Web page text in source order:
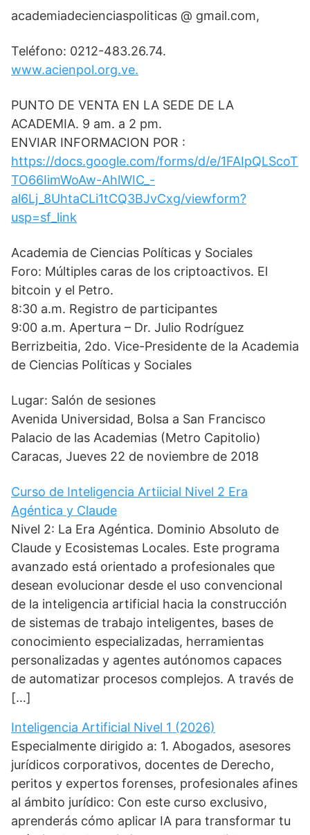
academiadecienciaspoliticas @ gmail.com,
Teléfono: 0212-483.26.74.
www.acienpol.org.ve.
PUNTO DE VENTA EN LA SEDE DE LA
ACADEMIA. 9 am. a 2 pm.
ENVIAR INFORMACION POR :
https://docs.google.com/forms/d/e/1FAIpQLScoT
TO66IimWoAw-AhlWIC_-
al6Lj_8UhtaCLi1tCQ3BJvCxg/viewform?
usp=sf_link
Academia de Ciencias Políticas y Sociales
Foro: Múltiples caras de los criptoactivos. El
bitcoin y el Petro.
8:30 a.m. Registro de participantes
9:00 a.m. Apertura – Dr. Julio Rodríguez
Berrizbeitia, 2do. Vice-Presidente de la Academia
de Ciencias Políticas y Sociales
Lugar: Salón de sesiones
Avenida Universidad, Bolsa a San Francisco
Palacio de las Academias (Metro Capitolio)
Caracas, Jueves 22 de noviembre de 2018
Curso de Inteligencia Artiicial Nivel 2 Era
Agéntica y Claude
Nivel 2: La Era Agéntica. Dominio Absoluto de
Claude y Ecosistemas Locales. Este programa
avanzado está orientado a profesionales que
desean evolucionar desde el uso convencional
de la inteligencia artificial hacia la construcción
de sistemas de trabajo inteligentes, bases de
conocimiento especializadas, herramientas
personalizadas y agentes autónomos capaces
de automatizar procesos complejos. A través de
[…]
Inteligencia Artificial Nivel 1 (2026)
Especialmente dirigido a: 1. Abogados, asesores
jurídicos corporativos, docentes de Derecho,
peritos y expertos forenses, profesionales afines
al ámbito jurídico: Con este curso exclusivo,
aprenderás cómo aplicar IA para transformar tu